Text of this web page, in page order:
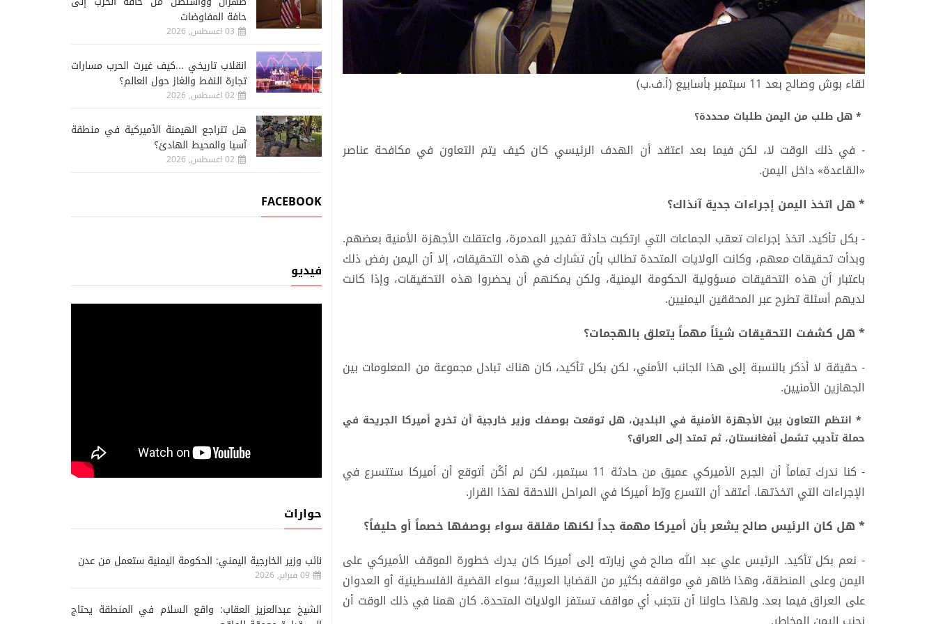
لقاء بوش وصالح بعد 11 سبتمبر بأسابيع (أ.ف.ب)
* هل طلب من اليمن طلبات محددة؟
- في ذلك الوقت لا، لكن فيما بعد اعتقد أن الهدف الرئيسي كان كيف يتم التعاون في مكافحة عناصر
«القاعدة» داخل اليمن.
* هل اتخذ اليمن إجراءات جدية آنذاك؟
- بكل تأكيد. اتخذ إجراءات تعقب الجماعات التي ارتكبت حادثة تفجير المدمرة، واعتقلت الأجهزة الأمنية بعضهم.
وبدأت تحقيقات معهم، وكانت الولايات المتحدة تطالب بأن تشارك في هذه التحقيقات، إلا أن اليمن رفض ذلك
باعتبار أن هذه التحقيقات مسؤولية الحكومة اليمنية، ولكن يمكنهم أن يحضروا هذه التحقيقات، وإذا كانت
لديهم أسئلة تطرح عبر المحققين اليمنيين.
* هل كشفت التحقيقات شيئاً مهماً يتعلق بالهجمات؟
- حقيقة لا أذكر بالنسبة إلى هذا الجانب الأمني، لكن بكل تأكيد، كان هناك تبادل مجموعة من المعلومات بين
الجهازين الأمنيين.
* انتظم التعاون بين الأجهزة الأمنية في البلدين، هل توقعت بوصفك وزير خارجية أن تخرج أميركا الجريحة في
حملة تأديب تشمل أفغانستان، ثم تمتد إلى العراق؟
- كنا ندرك تماماً أن الجرح الأميركي عميق من حادثة 11 سبتمبر، لكن لم أكُن أتوقع أن أميركا ستتسرع في
الإجراءات التي اتخذتها. أعتقد أن التسرع ورّط أميركا في المراحل اللاحقة لهذا القرار.
* هل كان الرئيس صالح يشعر بأن أميركا مهمة جداً لكنها مقلقة سواء بوصفها خصماً أو حليفاً؟
- نعم بكل تأكيد. الرئيس علي عبد الله صالح في زيارته إلى أميركا كان يدرك خطورة الموقف الأميركي على
اليمن وعلى المنطقة، وهذا ظاهر في مواقفه بكثير من القضايا العربية؛ سواء القضية الفلسطينية أو العدوان
على العراق فيما بعد. ولهذا حاولنا أن نتجنب أي مواقف تستفز الولايات المتحدة. كان همنا في ذلك الوقت أن
حافة المفاوضات
03 اغسطس, 2026
انقلاب تاريخي ...كيف غيرت الحرب مسارات
تجارة النفط والغاز حول العالم؟
02 اغسطس, 2026
هل تتراجع الهيمنة الأميركية في منطقة
آسيا والمحيط الهادئ؟
02 اغسطس, 2026
FACEBOOK
فيديو
حوارات
نائب وزير الخارجية اليمني: الحكومة اليمنية ستعمل من عدن
09 فبراير, 2026
الشيخ عبدالعزيز العقاب: واقع السلام في المنطقة يحتاج